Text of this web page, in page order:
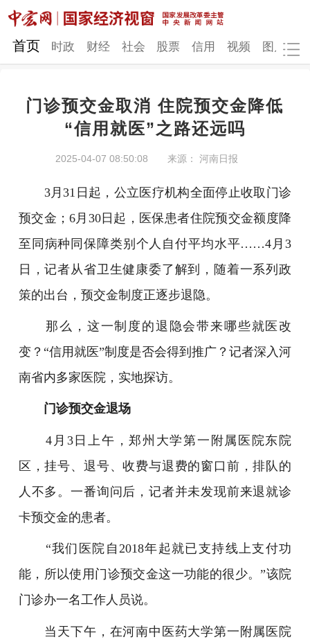
网站地图
财经 社会
图片
地方发展
首页 时政 财经 社会 股票 信用 视频 图片
门诊预交金取消 住院预交金降低
“信用就医”之路还远吗
2025-04-07 08:50:08 来源： 河南日报
3月31日起，公立医疗机构全面停止收取门诊
预交金；6月30日起，医保患者住院预交金额度降
至同病种同保障类别个人自付平均水平……4月3
日，记者从省卫生健康委了解到，随着一系列政
策的出台，预交金制度正逐步退隐。
那么，这一制度的退隐会带来哪些就医改
变？“信用就医”制度是否会得到推广？记者深入河
南省内多家医院，实地探访。
门诊预交金退场
4月3日上午，郑州大学第一附属医院东院
区，挂号、退号、收费与退费的窗口前，排队的
人不多。一番询问后，记者并未发现前来退就诊
卡预交金的患者。
“我们医院自2018年起就已支持线上支付功
能，所以使用门诊预交金这一功能的很少。”该院
门诊办一名工作人员说。
当天下午，在河南中医药大学第一附属医院